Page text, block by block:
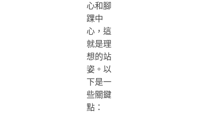
心和腳
踝中
心，這
就是理
想的站
姿。以
下是一
些關鍵
點：